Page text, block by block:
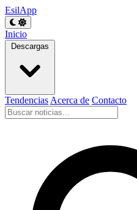
EsilApp
Inicio
Descargas
Tendencias Acerca de Contacto